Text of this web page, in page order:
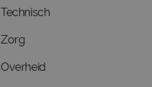
Technisch
Zorg
Overheid